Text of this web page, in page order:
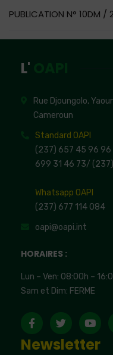
PUBLICATION N° 10DM
L'
Rue Djoungolo,
Cameroun
Standard OAPI
(237) 657 45 96
699 31 46 73/
Whatsapp OAPI
(237) 677 114 084
oapi@oapi.int
HORAIRES :
Lun – Ven: 08:00h –
Sam et Dim: FERME
Newsletter